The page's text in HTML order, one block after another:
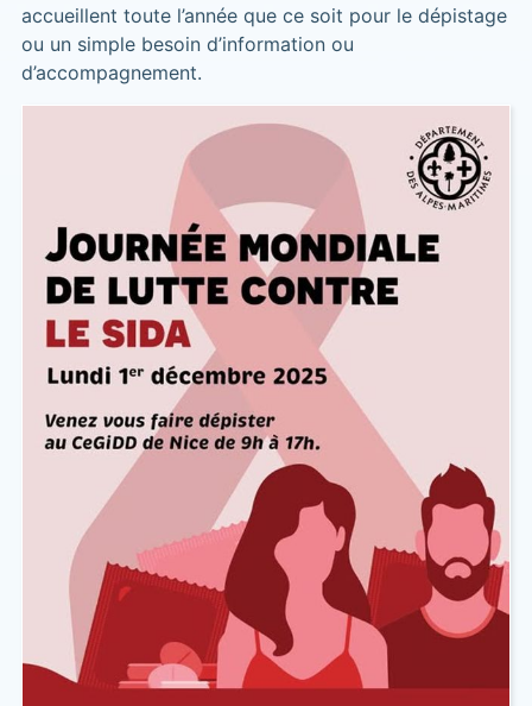
accueillent toute l’année que ce soit pour le dépistage
ou un simple besoin d’information ou
d’accompagnement.